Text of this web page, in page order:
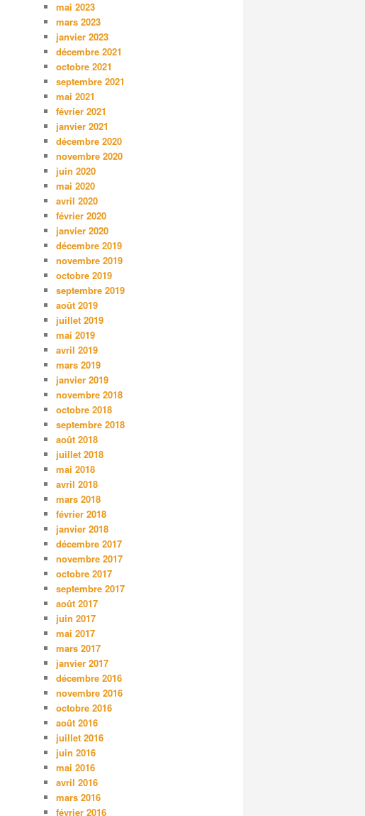
mai 2023
mars 2023
janvier 2023
décembre 2021
octobre 2021
septembre 2021
mai 2021
février 2021
janvier 2021
décembre 2020
novembre 2020
juin 2020
mai 2020
avril 2020
février 2020
janvier 2020
décembre 2019
novembre 2019
octobre 2019
septembre 2019
août 2019
juillet 2019
mai 2019
avril 2019
mars 2019
janvier 2019
novembre 2018
octobre 2018
septembre 2018
août 2018
juillet 2018
mai 2018
avril 2018
mars 2018
février 2018
janvier 2018
décembre 2017
novembre 2017
octobre 2017
septembre 2017
août 2017
juin 2017
mai 2017
mars 2017
janvier 2017
décembre 2016
novembre 2016
octobre 2016
août 2016
juillet 2016
juin 2016
mai 2016
avril 2016
mars 2016
février 2016